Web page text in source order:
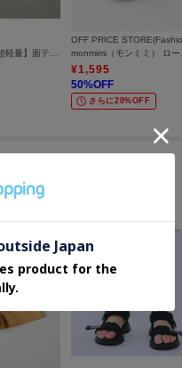
＝＝＝＝
¥1,595
50%OFF
さらに20%OFF
チラの商品も
います